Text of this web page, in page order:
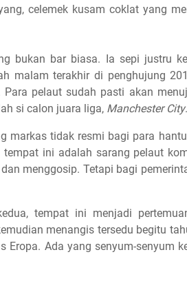
celemek kusam coklat yang
bukan bar biasa. Ia sepi justru
malam terakhir di penghujung
Para pelaut sudah pasti akan
si calon juara liga, Manchester City.
markas tidak resmi bagi para
ini adalah sarang pelaut
menggosip. Tetapi bagi
tempat ini menjadi
menangis tersedu begitu
Eropa. Ada yang senyum-senyum